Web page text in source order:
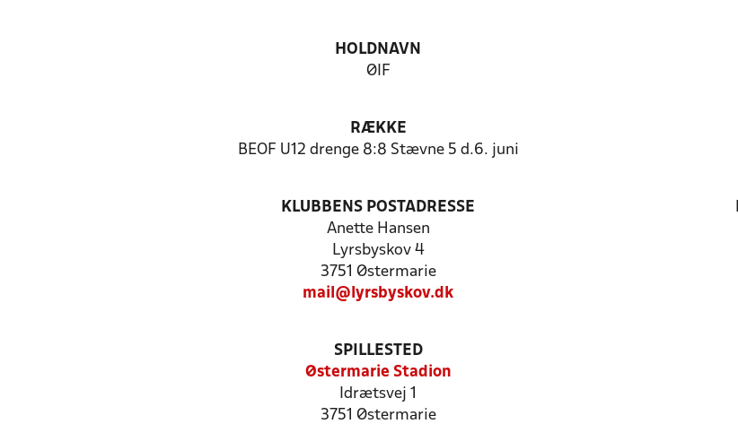
HOLDNAVN
ØIF
RÆKKE
BEOF U12 drenge 8:8 Stævne 5 d.6. juni
KLUBBENS POSTADRESSE
Anette Hansen
Lyrsbyskov 4
3751 Østermarie
mail@lyrsbyskov.dk
SPILLESTED
Østermarie Stadion
Idrætsvej 1
3751 Østermarie